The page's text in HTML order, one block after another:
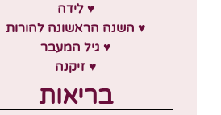
♥ לידה
♥ השנה הראשונה להורות
♥ גיל המעבר
♥ זיקנה
בריאות